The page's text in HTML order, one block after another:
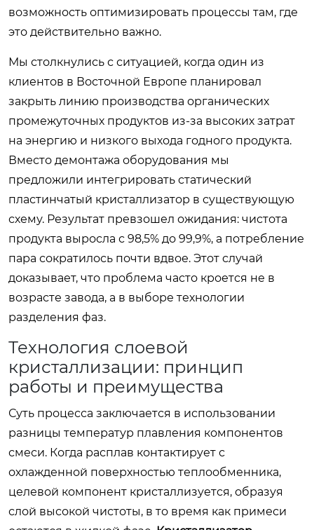
возможность оптимизировать процессы там, где
это действительно важно.
Мы столкнулись с ситуацией, когда один из
клиентов в Восточной Европе планировал
закрыть линию производства органических
промежуточных продуктов из-за высоких затрат
на энергию и низкого выхода годного продукта.
Вместо демонтажа оборудования мы
предложили интегрировать статический
пластинчатый кристаллизатор в существующую
схему. Результат превзошел ожидания: чистота
продукта выросла с 98,5% до 99,9%, а потребление
пара сократилось почти вдвое. Этот случай
доказывает, что проблема часто кроется не в
возрасте завода, а в выборе технологии
разделения фаз.
Технология слоевой
кристаллизации: принцип
работы и преимущества
Суть процесса заключается в использовании
разницы температур плавления компонентов
смеси. Когда расплав контактирует с
охлажденной поверхностью теплообменника,
целевой компонент кристаллизуется, образуя
слой высокой чистоты, в то время как примеси